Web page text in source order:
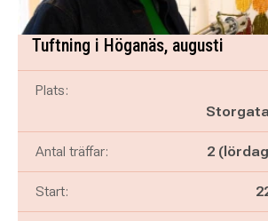
Tuftning i Höganäs, augusti
Plats:
Antal träffar: 2
Start: